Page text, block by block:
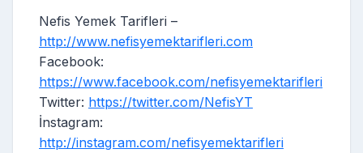
Nefis Yemek Tarifleri –
http://www.nefisyemektarifleri.com
Facebook:
https://www.facebook.com/nefisyemektarifleri
Twitter: https://twitter.com/NefisYT
İnstagram:
http://instagram.com/nefisyemektarifleri